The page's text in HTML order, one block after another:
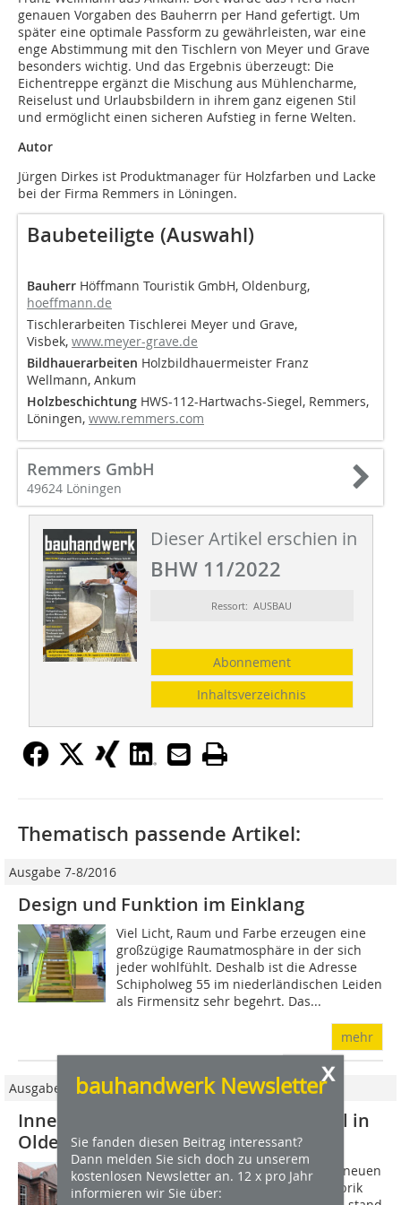
genauen Vorgaben des Bauherrn per Hand gefertigt. Um
später eine optimale Passform zu gewährleisten, war eine
enge Abstimmung mit den Tischlern von Meyer und Grave
besonders wichtig. Und das Ergebnis überzeugt: Die
Eichentreppe ergänzt die Mischung aus Mühlencharme,
Reiselust und Urlaubsbildern in ihrem ganz eigenen Stil
und ermöglicht einen sicheren Aufstieg in ferne Welten.
Autor
Jürgen Dirkes ist Produktmanager für Holzfarben und Lacke
bei der Firma Remmers in Löningen.
Baubeteiligte (Auswahl)
Bauherr Höffmann Touristik GmbH, Oldenburg,
hoeffmann.de
Tischlerarbeiten Tischlerei Meyer und Grave,
Visbek, www.meyer-grave.de
Bildhauerarbeiten Holzbildhauermeister Franz
Wellmann, Ankum
Holzbeschichtung HWS-112-Hartwachs-Siegel, Remmers,
Löningen, www.remmers.com
Remmers GmbH
49624 Löningen
Dieser Artikel erschien in
BHW 11/2022
Ressort: AUSBAU
Abonnement
Inhaltsverzeichnis
x
bauhandwerk Newsletter
Sie fanden diesen Beitrag interessant?
Dann melden Sie sich doch zu unserem
kostenlosen Newsletter an. 12 x pro Jahr
informieren wir Sie über:
Thematisch passende Artikel:
Ausgabe 7-8/2016
Design und Funktion im Einklang
Viel Licht, Raum und Farbe erzeugen eine
großzügige Raumatmosphäre in der sich
jeder wohlfühlt. Deshalb ist die Adresse
Schipholweg 55 im niederländischen Leiden
als Firmensitz sehr begehrt. Das...
mehr
Ausgabe 06/2011
Innendämmung für Industriedenkmal in
Oldenburg
In Oldenburg suchte man nach einer neuen
Nutzung für eine alte Fleischwarenfabrik